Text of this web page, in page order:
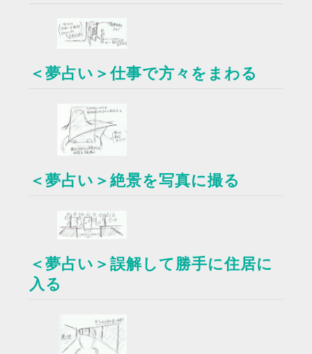
＜夢占い＞仕事で方々をまわる
＜夢占い＞絶景を写真に撮る
＜夢占い＞誤解して勝手に住居に
入る